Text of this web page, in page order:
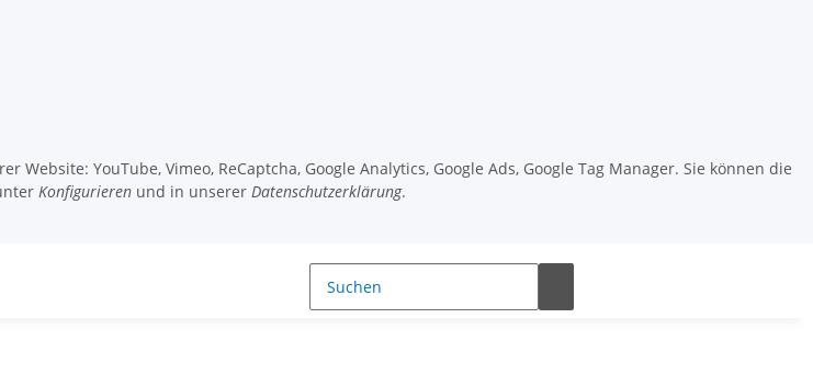
YouTube, Vimeo, ReCaptcha, Google Analytics, Google Ads, Google Tag Manager. Sie können die
Konfigurieren und in unserer Datenschutzerklärung.